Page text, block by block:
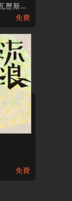
陳義芝, 楊佳嫻, 劉克襄, 簡媜, 瓦歷斯・諾幹, 平路
免費
免費